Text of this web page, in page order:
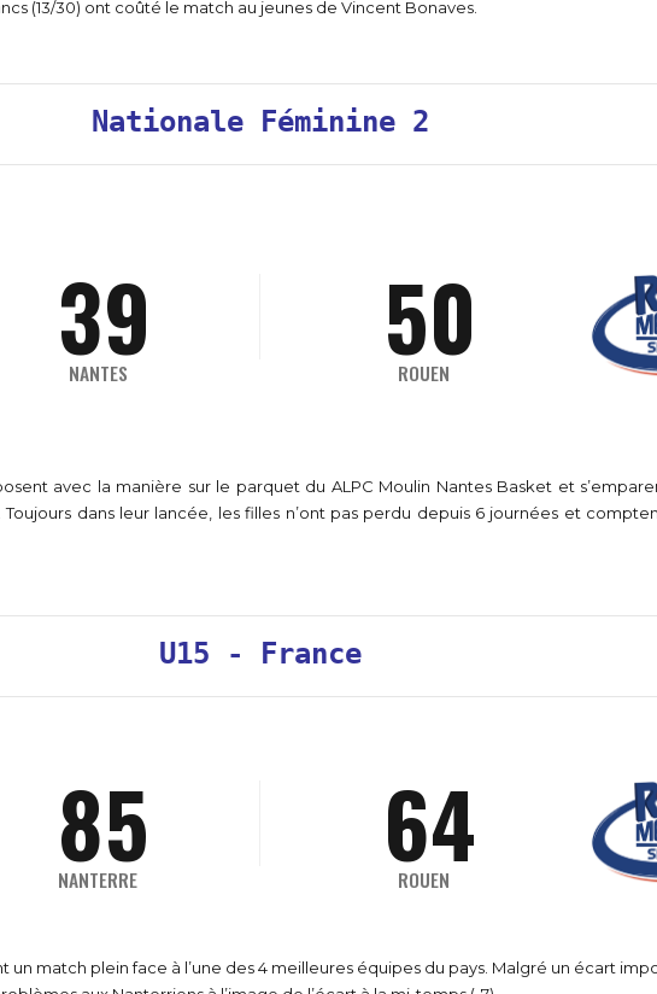
9
0
4
5
6
7
8
9
0
7
8
9
0
6
7
8
9
0
(13/30) ont coûté le match au jeunes de Vincent Bonaves.
Nationale Féminine 2
0
1
3
4
5
7
9
0
6
7
9
0
NANTES
2
3
5
6
7
9
7
8
0
ROUEN
avec la manière sur le parquet du ALPC Moulin Nantes Basket et
dans leur lancée, les filles n’ont pas perdu depuis 6 journées et
U15 - France
0
2
3
4
5
6
7
8
9
0
1
2
3
4
5
6
NANTERRE
0
1
2
3
4
5
6
7
0
1
2
3
4
5
ROUEN
un match plein face à l’une des 4 meilleures équipes du pays. Malgré un écart
0
1
2
0
1
0
1
2
3
4
5